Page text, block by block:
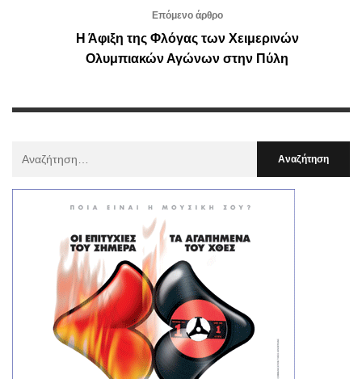
Επόμενο άρθρο
Η Άφιξη της Φλόγας των Χειμερινών
Ολυμπιακών Αγώνων στην Πύλη
: